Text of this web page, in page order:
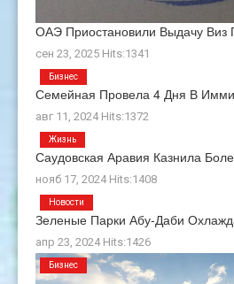
ОАЭ Приостановили Выдачу
сен 23, 2025 Hits:1341
Семейная Провела 4 Дня В
авг 11, 2024 Hits:1372
Бизнес
Саудовская Аравия Казнила
нояб 17, 2024 Hits:1408
Жизнь
Зеленые Парки Абу-Даби
апр 23, 2024 Hits:1426
Новости
Бизнес